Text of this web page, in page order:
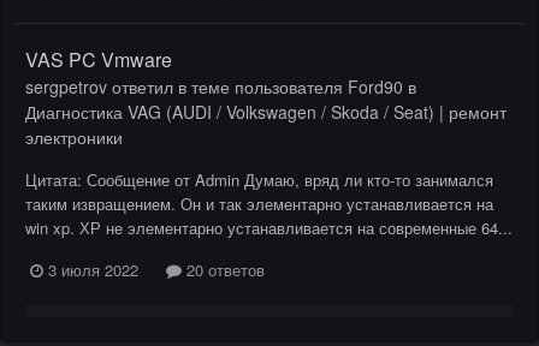
VAS PC Vmware
sergpetrov ответил в теме пользователя Ford90 в
Диагностика VAG (AUDI / Volkswagen / Skoda / Seat) | ремонт
электроники
Цитата: Сообщение от Admin Думаю, вряд ли кто-то занимался
таким извращением. Он и так элементарно устанавливается на
win xp. ХР не элементарно устанавливается на современные 64...
3 июля 2022
20 ответов